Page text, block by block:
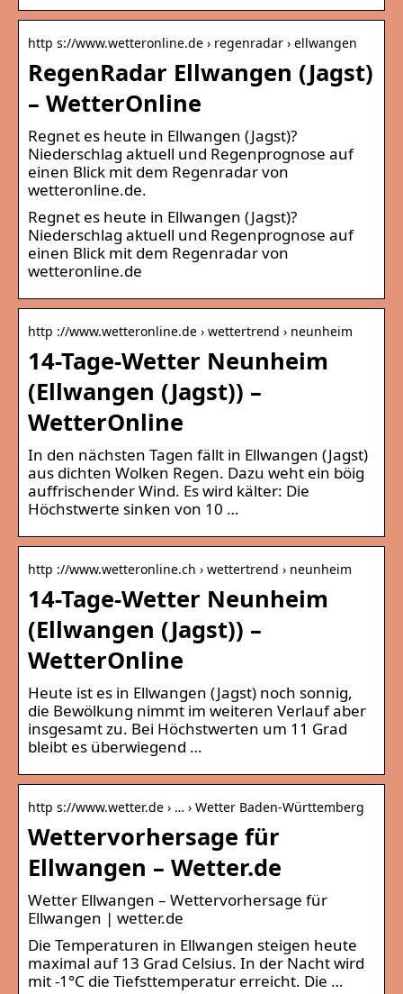
http s://www.wetteronline.de › regenradar › ellwangen
RegenRadar Ellwangen (Jagst)
– WetterOnline
Regnet es heute in Ellwangen (Jagst)?
Niederschlag aktuell und Regenprognose auf
einen Blick mit dem Regenradar von
wetteronline.de.
Regnet es heute in Ellwangen (Jagst)?
Niederschlag aktuell und Regenprognose auf
einen Blick mit dem Regenradar von
wetteronline.de
http ://www.wetteronline.de › wettertrend › neunheim
14-Tage-Wetter Neunheim
(Ellwangen (Jagst)) –
WetterOnline
In den nächsten Tagen fällt in Ellwangen (Jagst)
aus dichten Wolken Regen. Dazu weht ein böig
auffrischender Wind. Es wird kälter: Die
Höchstwerte sinken von 10 …
http ://www.wetteronline.ch › wettertrend › neunheim
14-Tage-Wetter Neunheim
(Ellwangen (Jagst)) –
WetterOnline
Heute ist es in Ellwangen (Jagst) noch sonnig,
die Bewölkung nimmt im weiteren Verlauf aber
insgesamt zu. Bei Höchstwerten um 11 Grad
bleibt es überwiegend …
http s://www.wetter.de › … › Wetter Baden-Württemberg
Wettervorhersage für
Ellwangen – Wetter.de
Wetter Ellwangen – Wettervorhersage für
Ellwangen | wetter.de
Die Temperaturen in Ellwangen steigen heute
maximal auf 13 Grad Celsius. In der Nacht wird
mit -1°C die Tiefsttemperatur erreicht. Die …